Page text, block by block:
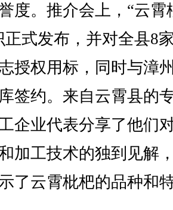
度。推介会上，“云霄
正式发布，并对全县8
授权用标，同时与漳
签约。来自云霄县的
企业代表分享了他们
加工技术的独到见解
了云霄枇杷的品种和